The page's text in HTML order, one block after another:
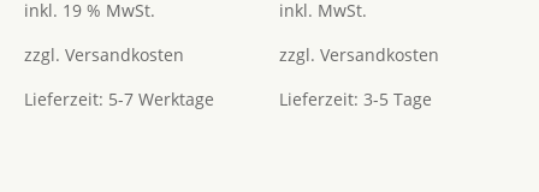
von 5
inkl. 19 % MwSt.
zzgl. Versandkosten
Lieferzeit: 5-7 Werktage
von 5
inkl. MwSt.
zzgl.Versandkosten
Lieferzeit:3-5 Tage